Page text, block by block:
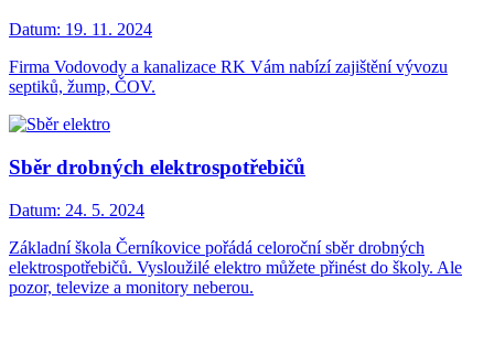
Datum: 19. 11. 2024
Firma Vodovody a kanalizace RK Vám nabízí zajištění vývozu
septiků, žump, ČOV.
Sběr drobných elektrospotřebičů
Datum: 24. 5. 2024
Základní škola Černíkovice pořádá celoroční sběr drobných
elektrospotřebičů. Vysloužilé elektro můžete přinést do školy. Ale
pozor, televize a monitory neberou.